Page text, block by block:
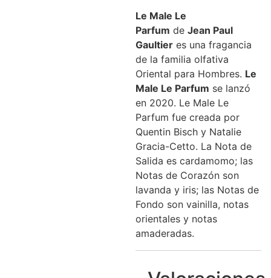
Le Male Le
Parfum de Jean Paul
Gaultier es una fragancia
de la familia olfativa
Oriental para Hombres. Le
Male Le Parfum se lanzó
en 2020. Le Male Le
Parfum fue creada por
Quentin Bisch y Natalie
Gracia-Cetto. La Nota de
Salida es cardamomo; las
Notas de Corazón son
lavanda y iris; las Notas de
Fondo son vainilla, notas
orientales y notas
amaderadas.